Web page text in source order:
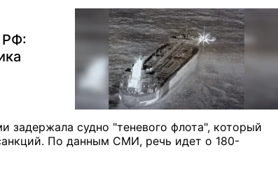
РФ:
задержала судно "теневого флота", который
По данным СМИ, речь идет о 180-